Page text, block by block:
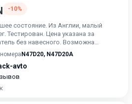
-10%
состояние. Из Англии, малый
Тестирован. Цена указана за
без навесного. Возможна
в сборе. Цену в сборе уточ...
N47D20, N47D20A
avto